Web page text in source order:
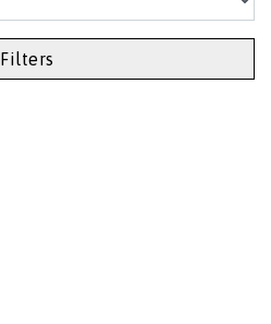
Filters